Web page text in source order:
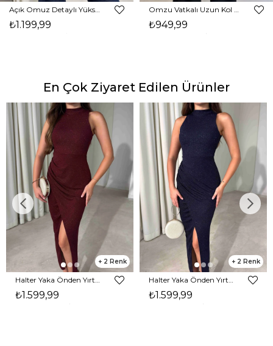
₺1.199,99 ₺949,99
En Çok Ziyaret Edilen Ürünler
2
₺1.599,99
2
₺1.599,99